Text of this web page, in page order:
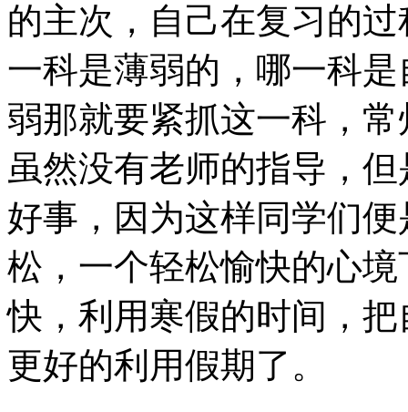
的主次，自己在复习的
一科是薄弱的，哪一科
弱那就要紧抓这一科，
虽然没有老师的指导，
好事，因为这样同学们
松，一个轻松愉快的心
快，利用寒假的时间，
更好的利用假期了。